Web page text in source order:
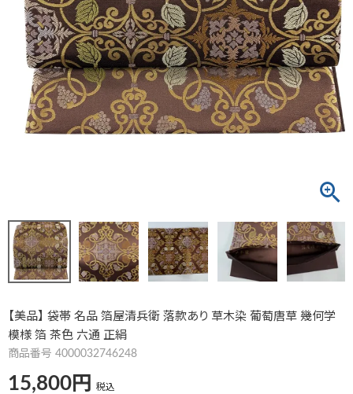
【美品】 袋帯 名品 箔屋清兵衛 落款あり 草木染 葡萄唐草 幾何学
模様 箔 茶色 六通 正絹
商品番号 4000032746248
15,800 税込